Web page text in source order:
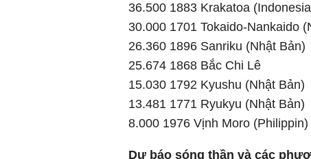
36.500 1883 Krakatoa
30.000 1701 Tokaido-Nankaido
26.360 1896 Sanriku (Nhật Bản)
25.674 1868 Bắc Chi Lê
15.030 1792 Kyushu (Nhật Bản)
13.481 1771 Ryukyu (Nhật Bản)
8.000 1976 Vịnh Moro (Philippin)
Dự báo sóng thần và các